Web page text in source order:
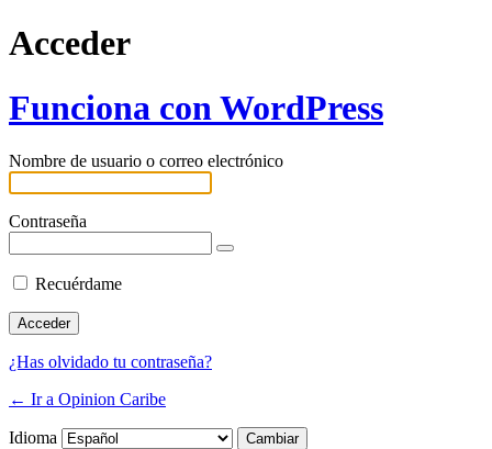
Acceder
Funciona con WordPress
Nombre de usuario o correo electrónico
Contraseña
Recuérdame
¿Has olvidado tu contraseña?
← Ir a Opinion Caribe
Idioma